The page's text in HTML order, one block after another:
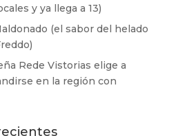
y ya llega a 13)
(el sabor del helado
Rede Vistorias elige a
en la región con